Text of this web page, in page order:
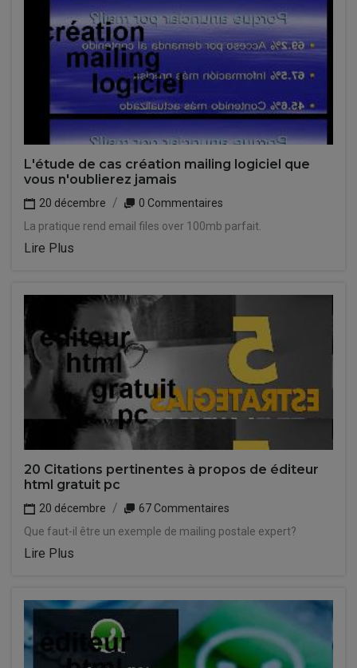
L'étude de cas création mailing logiciel que
vous n'oublierez jamais
20 décembre
0 Commentaires
La pratique rend email files over 100mb parfait.
Lire Plus
20 Citations pertinentes à propos de éditeur
html gratuit pc
20 décembre
67 Commentaires
Que faut-il être un exemple de mailing postale expert?
Lire Plus